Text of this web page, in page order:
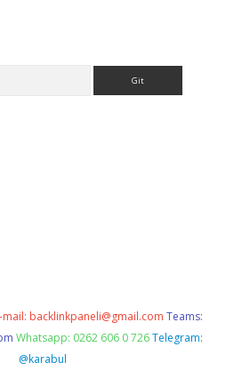
mail: backlinkpaneli@gmail.com Teams:
Whatsapp: 0262 606 0 726 Telegram:
@karabul